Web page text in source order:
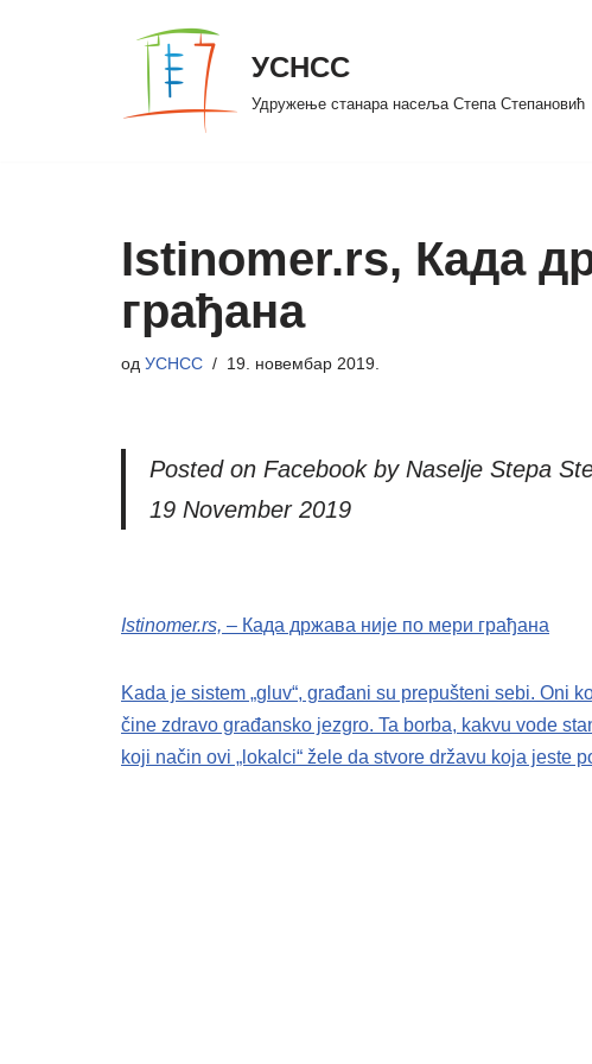
УСНСС
Удружење станара насеља Степа Степановић
Istinomer.rs, Када
грађана
од УСНСС 19. новембар 2019.
Posted on Facebook by Naselje Stepa
19 November 2019
Istinomer.rs, – Када држава није по мери грађана
Kada je sistem „gluv“, građani su prepušteni sebi. Oni
čine zdravo građansko jezgro. Ta borba, kakvu vode
koji način ovi „lokalci“ žele da stvore državu koja jeste